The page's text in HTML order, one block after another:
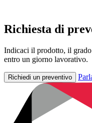
Richiesta di
Indicaci il prodotto, il
entro un giorno lavorativo.
Richiedi un preventivo